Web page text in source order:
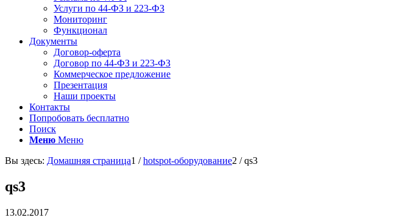
Услуги по 44-ФЗ и 223-ФЗ
Мониторинг
Функционал
Документы
Договор-оферта
Договор по 44-ФЗ и 223-ФЗ
Коммерческое предложение
Презентация
Наши проекты
Контакты
Попробовать бесплатно
Поиск
Меню Меню
Вы здесь: Домашняя страница1 / hotspot-оборудование2 / qs3
qs3
13.02.2017